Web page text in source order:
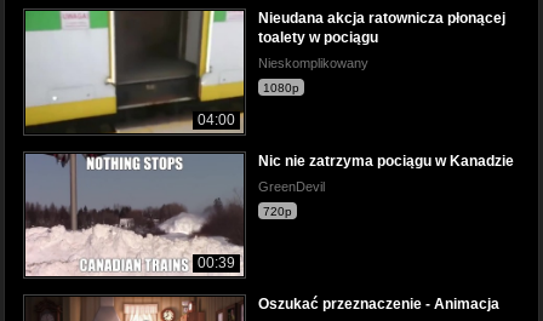
04:00
Nieudana akcja ratownicza płonącej
toalety w pociągu
Nieskomplikowany
1080p
00:39
Nic nie zatrzyma pociągu w Kanadzie
GreenDevil
720p
Oszukać przeznaczenie - Animacja